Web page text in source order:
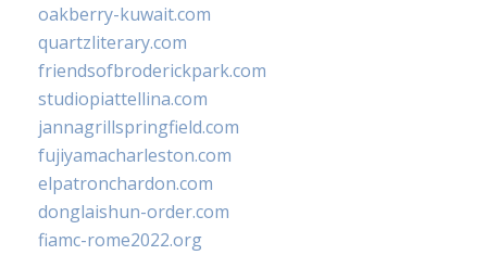
oakberry-kuwait.com
quartzliterary.com
friendsofbroderickpark.com
studiopiattellina.com
jannagrillspringfield.com
fujiyamacharleston.com
elpatronchardon.com
donglaishun-order.com
fiamc-rome2022.org